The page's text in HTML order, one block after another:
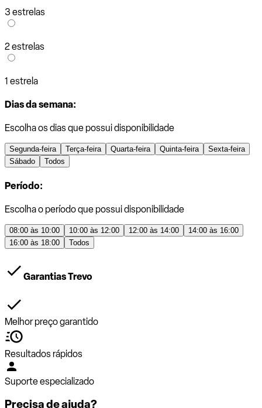
3 estrelas
2 estrelas
1 estrela
Dias da semana:
Escolha os dias que possui disponibilidade
Segunda-feira Terça-feira Quarta-feira Quinta-feira
Sexta-feira
Sábado
Todos
Período:
Escolha o período que possui disponibilidade
08:00 às 10:00 10:00 às 12:00 12:00 às 14:00
14:00 às 16:00
16:00 às 18:00
Todos
Garantias Trevo
Melhor preço garantido
Resultados rápidos
Suporte especializado
Precisa de ajuda?